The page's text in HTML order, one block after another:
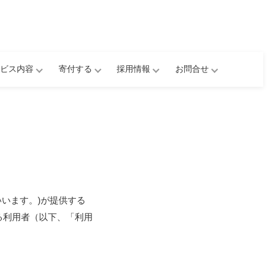
ス内容 寄付する 採用情報 お問合せ
ます。)が提供する
用者（以下、「利用